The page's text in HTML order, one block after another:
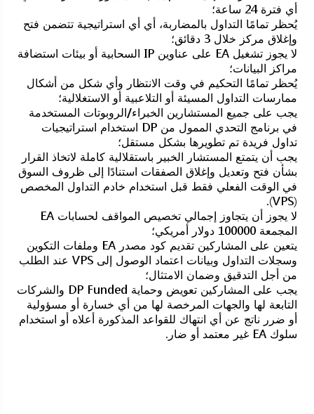
أي فترة 24 ساعة؛
يُحظر تمامًا التداول بالمضاربة، أي أي استراتيجية تتضمن فتح
وإغلاق مركز خلال 3 دقائق؛
لا يجوز تشغيل EA على عناوين IP السحابية أو بيئات استضافة
مراكز البيانات؛
يُحظر تمامًا التحكيم في وقت الانتظار وأي شكل من أشكال
ممارسات التداول المسيئة أو التلاعبية أو الاستغلالية؛
يجب على جميع المستشارين الخبراء/الروبوتات المستخدمة
في برنامج التحدي الممول من DP استخدام استراتيجيات
تداول فريدة تم تطويرها بشكل مستقل؛
يجب أن يتمتع المستشار الخبير باستقلالية كاملة لاتخاذ القرار
بشأن فتح وتعديل وإغلاق الصفقات استنادًا إلى ظروف السوق
في الوقت الفعلي فقط قبل استخدام خادم التداول المخصص
(VPS).
لا يجوز أن يتجاوز إجمالي تخصيص المواقف لحسابات EA
المجمعة 100000 دولار أمريكي؛
يتعين على المشاركين تقديم كود مصدر EA وملفات التكوين
وسجلات التداول وبيانات اعتماد الوصول إلى VPS عند الطلب
من أجل التدقيق وضمان الامتثال؛
يجب على المشاركين تعويض وحماية DP Funded والشركات
التابعة لها والجهات المرخصة لها من أي خسارة أو مسؤولية
أو ضرر ناتج عن أي انتهاك للقواعد المذكورة أعلاه أو استخدام
سلوك EA غير معتمد أو ضار.